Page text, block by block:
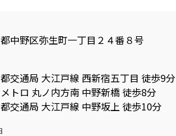
中野区弥生町一丁目２４番８号
交通局 大江戸線 西新宿五丁目 徒歩9分
トロ 丸ノ内方南 中野新橋 徒歩8分
交通局 大江戸線 中野坂上 徒歩10分